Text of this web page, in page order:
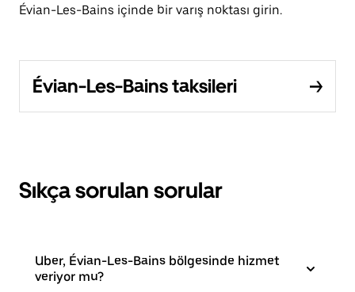
Évian-Les-Bains içinde bir varış noktası girin.
Évian-Les-Bains taksileri
Sıkça sorulan sorular
Uber, Évian-Les-Bains bölgesinde hizmet
veriyor mu?